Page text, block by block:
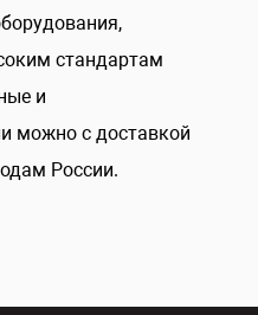
стандартам
и
можно с доставкой
России.